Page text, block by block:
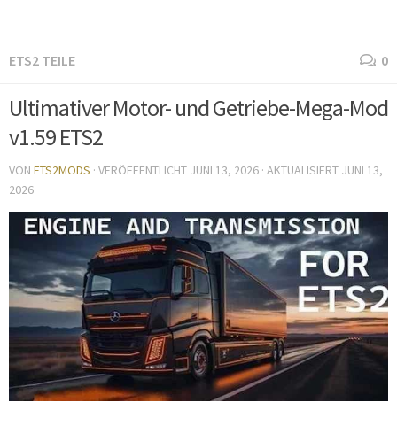
ETS2 TEILE 0
Ultimativer Motor- und Getriebe-Mega-Mod
v1.59 ETS2
VON ETS2MODS · VERÖFFENTLICHT JUNI 13, 2026 · AKTUALISIERT JUNI 13,
2026